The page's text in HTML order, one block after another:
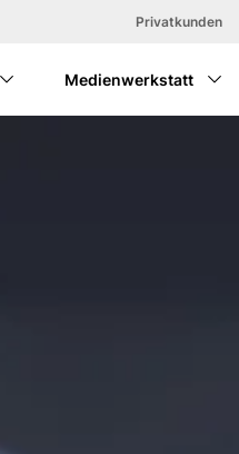
Privatkunden
Medienwerkstatt